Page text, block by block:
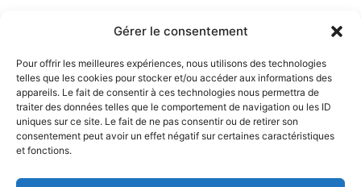
Gérer le consentement
Pour offrir les meilleures expériences, nous utilisons des technologies
telles que les cookies pour stocker et/ou accéder aux informations des
appareils. Le fait de consentir à ces technologies nous permettra de
traiter des données telles que le comportement de navigation ou les ID
uniques sur ce site. Le fait de ne pas consentir ou de retirer son
consentement peut avoir un effet négatif sur certaines caractéristiques
et fonctions.